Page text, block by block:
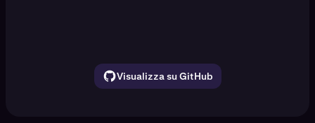
Visualizza su GitHub